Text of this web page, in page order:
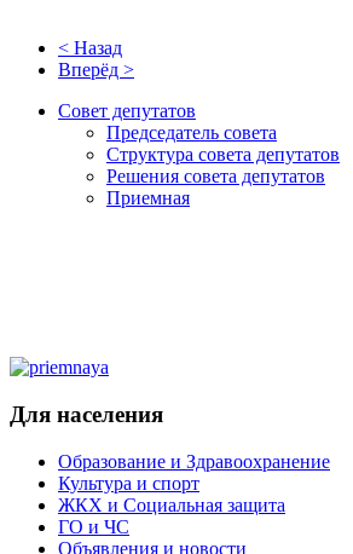
< Назад
Вперёд >
Совет депутатов
Председатель совета
Структура совета депутатов
Решения совета депутатов
Приемная
Для населения
Образование и Здравоохранение
Культура и спорт
ЖКХ и Социальная защита
ГО и ЧС
Объявления и новости